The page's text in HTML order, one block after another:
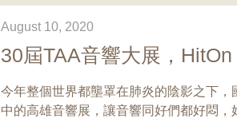
August 10, 2020
30屆TAA音響大展，
今年整個世界都壟罩在肺炎的陰影之下
中的高雄音響展，讓音響同好們都好悶